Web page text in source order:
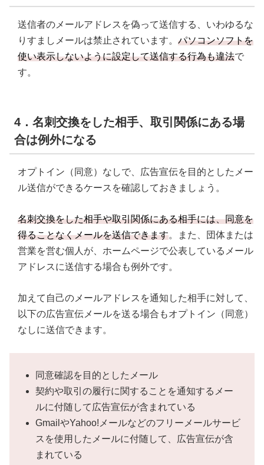
送信者のメールアドレスを偽って送信する、いわゆるな
りすましメールは禁止されています。 パソコンソフトを
使い表示しないように設定して送信する行為も違法で
す。
4．名刺交換をした相手、取引関係にある場
合は例外になる
オプトイン（同意）なしで、広告宣伝を目的としたメー
ル送信ができるケースを確認しておきましょう。
名刺交換をした相手や取引関係にある相手には、同意を
得ることなくメールを送信できます。また、団体または
営業を営む個人が、ホームページで公表しているメール
アドレスに送信する場合も例外です。
加えて自己のメールアドレスを通知した相手に対して、
以下の広告宣伝メールを送る場合もオプトイン（同意）
なしに送信できます。
同意確認を目的としたメール
契約や取引の履行に関することを通知するメー
ルに付随して広告宣伝が含まれている
GmailやYahoo!メールなどのフリーメールサービ
スを使用したメールに付随して、広告宣伝が含
まれている